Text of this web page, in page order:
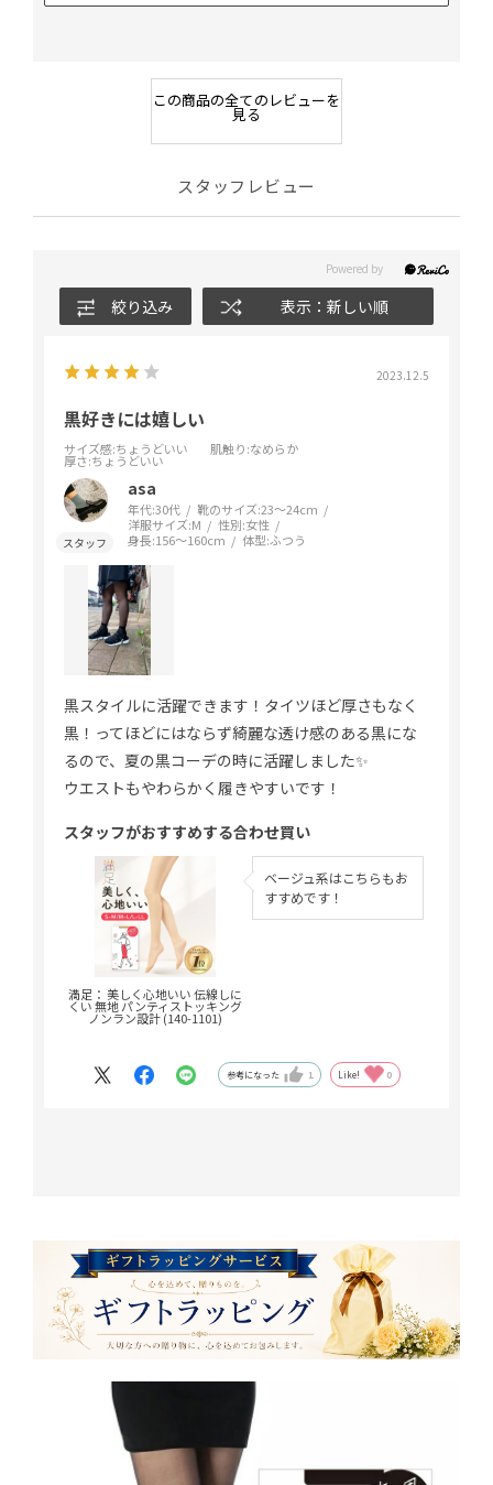
この商品の全てのレビューを
見る
スタッフレビュー
絞り込み 表示：新しい順
2023.12.5
黒好きには嬉しい
サイズ感:ちょうどいい 肌触り:なめらか
厚さ:ちょうどいい
asa
年代:30代 靴のサイズ:23～24cm
洋服サイズ:M 性別:女性
身長:156～160cm 体型:ふつう
黒スタイルに活躍できます！タイツほど厚さもなく
黒！ってほどにはならず綺麗な透け感のある黒にな
るので、夏の黒コーデの時に活躍しました✨
ウエストもやわらかく履きやすいです！
スタッフがおすすめする合わせ買い
満足： 美しく心地いい 伝線しに
くい 無地 パンティストッキング
ノンラン設計 (140-1101)
ベージュ系はこちらもお
すすめです！
参考になった 1 Like! 0